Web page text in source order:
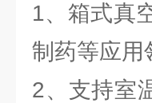
1、箱式真
制药等应用
2、支持室